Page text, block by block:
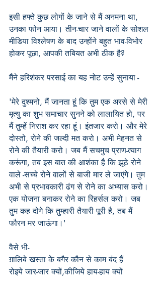
इसी हफ्ते कुछ लोगों के जाने से मैं अनमना था,
उनका फोन आया। तीन-चार जाने वालों के सोशल
मीडिया विश्लेषण के बाद उन्होंने बहुत भाव-विभोर
होकर पूछा, आपकी तबियत अभी ठीक है?
मैंने हरिशंकर परसाई का यह नोट उन्हें सुनाया -
'मेरे दुश्मनो, मैं जानता हूं कि तुम एक अरसे से मेरी
मृत्यु का शुभ समाचार सुनने को लालायित हो, पर
मैं तुम्हें निराश कर रहा हूं। इंतजार करो। और मेरे
दोस्तो, रोने की जल्दी मत करो। अभी मेहनत से
रोने की तैयारी करो। जब मैं सचमुच प्राण-त्याग
करूंगा, तब इस बात की आशंका है कि झूठे रोने
वाले -सच्चे रोने वालों से बाजी मार ले जाएंगे। तुम
अभी से प्रभावकारी ढंग से रोने का अभ्यास करो।
एक योजना बनाकर रोने का रिहर्सल करो। जब
तुम कह दोगे कि तुम्हारी तैयारी पूरी है, तब मैं
फौरन मर जाऊंगा।'
वैसे भी-
ग़ालिबे खस्ता के बगैर कौन से काम बंद हैं
रोइये जार-जार क्यों,कीजिये हाय-हाय क्यों